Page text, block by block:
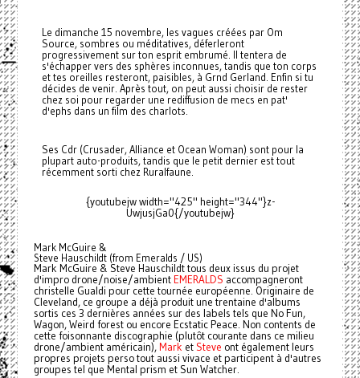
Le dimanche 15 novembre, les vagues créées par Om
Source, sombres ou méditatives, déferleront
progressivement sur ton esprit embrumé. Il tentera de
s'échapper vers des sphères inconnues, tandis que ton corps
et tes oreilles resteront, paisibles, à Grnd Gerland. Enfin si tu
décides de venir. Après tout, on peut aussi choisir de rester
chez soi pour regarder une rediffusion de mecs en pat'
d'ephs dans un film des charlots.
Ses Cdr (Crusader, Alliance et Ocean Woman) sont pour la
plupart auto-produits, tandis que le petit dernier est tout
récemment sorti chez Ruralfaune.
{youtubejw width="425" height="344"}z-
UwjusjGa0{/youtubejw}
Mark McGuire &
Steve Hauschildt (from Emeralds / US)
Mark McGuire & Steve Hauschildt tous deux issus du projet
d'impro drone/noise/ambientEMERALDS accompagneront
christelle Gualdi pour cette tournée européenne. Originaire de
Cleveland, ce groupe a déjà produit une trentaine d'albums
sortis ces 3 dernières années sur des labels tels que No Fun,
Wagon, Weird forest ou encore Ecstatic Peace. Non contents de
cette foisonnante discographie (plutôt courante dans ce milieu
drone/ambient américain),Mark et Steve ont également leurs
propres projets perso tout aussi vivace et participent à d'autres
groupes tel que Mental prism et Sun Watcher.